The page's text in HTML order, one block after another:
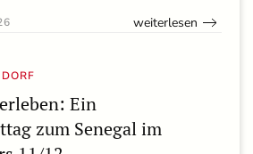
weiterlesen
Ein
zum Senegal im